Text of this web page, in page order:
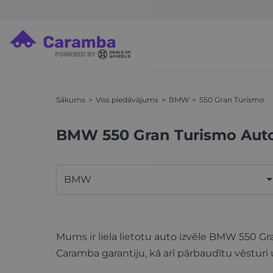
Sākums Viss piedāvājums BMW 550 Gran Turismo
BMW 550 Gran Turismo
BMW
Mums ir liela lietotu auto izvēle BMW 550
Caramba garantiju, kā arī pārbaudītu